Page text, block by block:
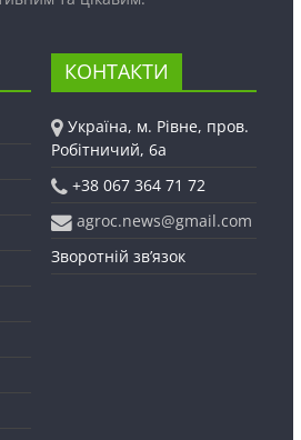
КОНТАКТИ
Україна, м. Рівне, пров.
Робітничий, 6а
+38 067 364 71 72
agroc.news@gmail.com
Зворотній зв’язок